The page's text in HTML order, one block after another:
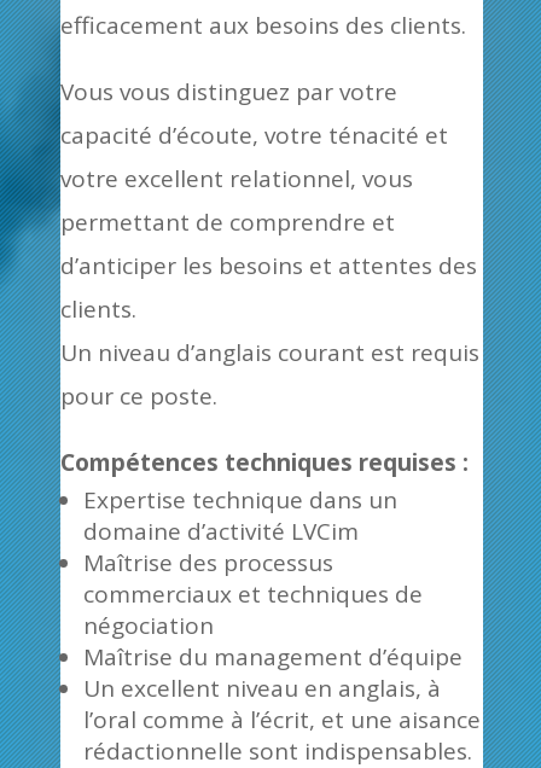
efficacement aux besoins des clients.
Vous vous distinguez par votre
capacité d’écoute, votre ténacité et
votre excellent relationnel, vous
permettant de comprendre et
d’anticiper les besoins et attentes des
clients.
Un niveau d’anglais courant est requis
pour ce poste.
Compétences techniques requises :
Expertise technique dans un
domaine d’activité LVCim
Maîtrise des processus
commerciaux et techniques de
négociation
Maîtrise du management d’équipe
Un excellent niveau en anglais, à
l’oral comme à l’écrit, et une aisance
rédactionnelle sont indispensables.